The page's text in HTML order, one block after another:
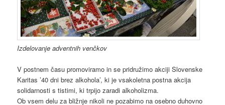
Izdelovanje adventnih venčkov
V postnem času promoviramo in se pridružimo akciji Slovenske
Karitas ’40 dni brez alkohola’, ki je vsakoletna postna akcija
solidarnosti s tistimi, ki trpijo zaradi alkoholizma.
Ob vsem delu za bližnje nikoli ne pozabimo na osebno duhovno